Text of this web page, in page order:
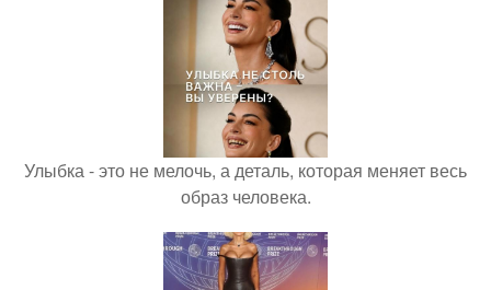
Улыбка - это не мелочь, а деталь, которая меняет весь
образ человека.